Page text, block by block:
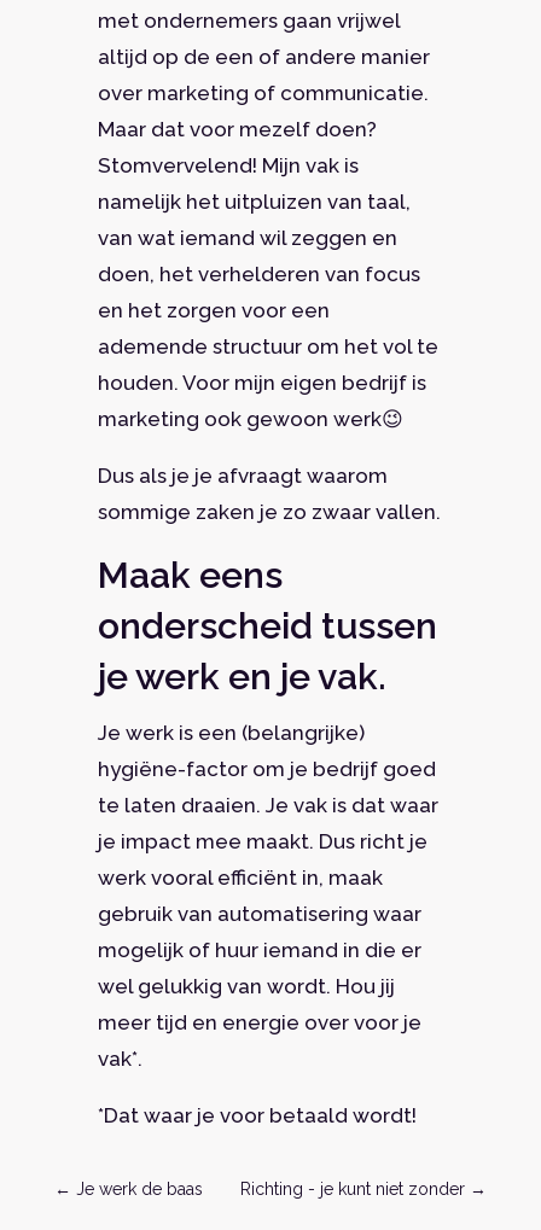
met ondernemers gaan vrijwel
altijd op de een of andere manier
over marketing of communicatie.
Maar dat voor mezelf doen?
Stomvervelend! Mijn vak is
namelijk het uitpluizen van taal,
van wat iemand wil zeggen en
doen, het verhelderen van focus
en het zorgen voor een
ademende structuur om het vol te
houden. Voor mijn eigen bedrijf is
marketing ook gewoon werk😉
Dus als je je afvraagt waarom
sommige zaken je zo zwaar vallen.
Maak eens
onderscheid tussen
je werk en je vak.
Je werk is een (belangrijke)
hygiëne-factor om je bedrijf goed
te laten draaien. Je vak is dat waar
je impact mee maakt. Dus richt je
werk vooral efficiënt in, maak
gebruik van automatisering waar
mogelijk of huur iemand in die er
wel gelukkig van wordt. Hou jij
meer tijd en energie over voor je
vak*.
*Dat waar je voor betaald wordt!
← Je werk de baas Richting - je kunt niet zonder →